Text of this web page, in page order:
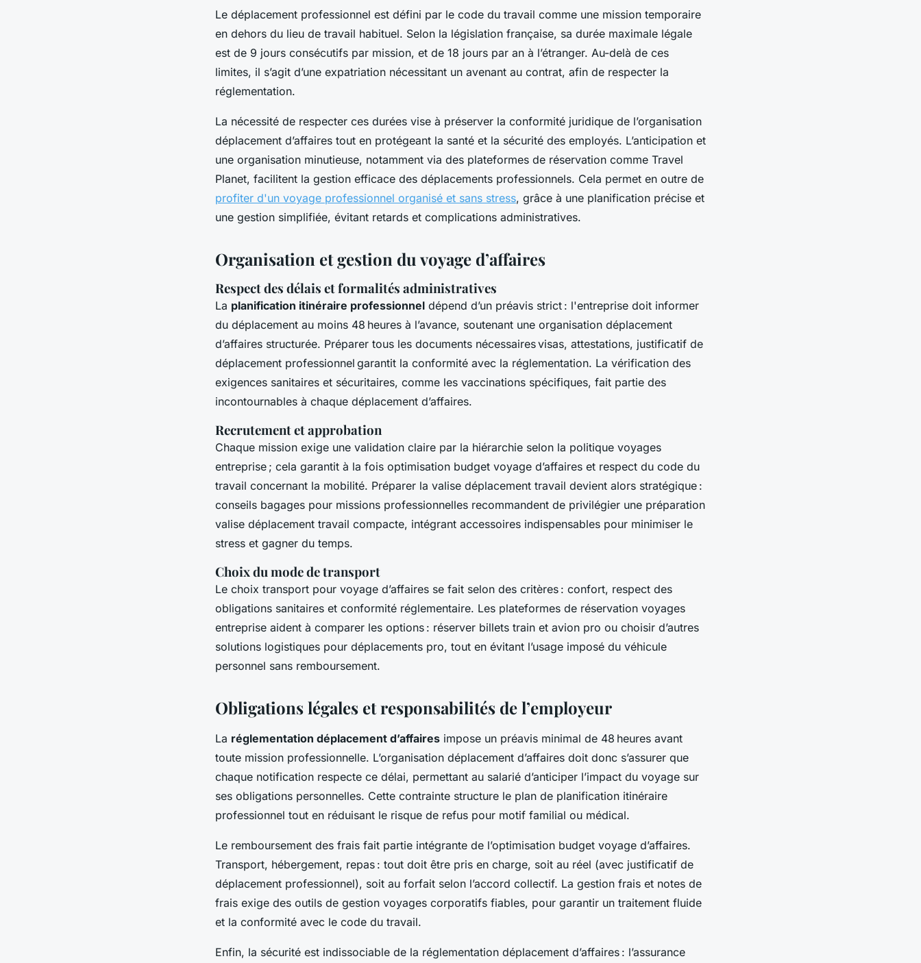
Le déplacement professionnel est défini par le code du travail comme une mission temporaire
en dehors du lieu de travail habituel. Selon la législation française, sa durée maximale légale
est de 9 jours consécutifs par mission, et de 18 jours par an à l’étranger. Au-delà de ces
limites, il s’agit d’une expatriation nécessitant un avenant au contrat, afin de respecter la
réglementation.
La nécessité de respecter ces durées vise à préserver la conformité juridique de l’organisation
déplacement d’affaires tout en protégeant la santé et la sécurité des employés. L’anticipation et
une organisation minutieuse, notamment via des plateformes de réservation comme Travel
Planet, facilitent la gestion efficace des déplacements professionnels. Cela permet en outre de
profiter d'un voyage professionnel organisé et sans stress, grâce à une planification précise et
une gestion simplifiée, évitant retards et complications administratives.
Organisation et gestion du voyage d’affaires
Respect des délais et formalités administratives
La planification itinéraire professionnel dépend d’un préavis strict : l'entreprise doit informer
du déplacement au moins 48 heures à l’avance, soutenant une organisation déplacement
d’affaires structurée. Préparer tous les documents nécessaires visas, attestations, justificatif de
déplacement professionnel garantit la conformité avec la réglementation. La vérification des
exigences sanitaires et sécuritaires, comme les vaccinations spécifiques, fait partie des
incontournables à chaque déplacement d’affaires.
Recrutement et approbation
Chaque mission exige une validation claire par la hiérarchie selon la politique voyages
entreprise ; cela garantit à la fois optimisation budget voyage d’affaires et respect du code du
travail concernant la mobilité. Préparer la valise déplacement travail devient alors stratégique :
conseils bagages pour missions professionnelles recommandent de privilégier une préparation
valise déplacement travail compacte, intégrant accessoires indispensables pour minimiser le
stress et gagner du temps.
Choix du mode de transport
Le choix transport pour voyage d’affaires se fait selon des critères : confort, respect des
obligations sanitaires et conformité réglementaire. Les plateformes de réservation voyages
entreprise aident à comparer les options : réserver billets train et avion pro ou choisir d’autres
solutions logistiques pour déplacements pro, tout en évitant l’usage imposé du véhicule
personnel sans remboursement.
Obligations légales et responsabilités de l’employeur
La réglementation déplacement d’affaires impose un préavis minimal de 48 heures avant
toute mission professionnelle. L’organisation déplacement d’affaires doit donc s’assurer que
chaque notification respecte ce délai, permettant au salarié d’anticiper l’impact du voyage sur
ses obligations personnelles. Cette contrainte structure le plan de planification itinéraire
professionnel tout en réduisant le risque de refus pour motif familial ou médical.
Le remboursement des frais fait partie intégrante de l’optimisation budget voyage d’affaires.
Transport, hébergement, repas : tout doit être pris en charge, soit au réel (avec justificatif de
déplacement professionnel), soit au forfait selon l’accord collectif. La gestion frais et notes de
frais exige des outils de gestion voyages corporatifs fiables, pour garantir un traitement fluide
et la conformité avec le code du travail.
Enfin, la sécurité est indissociable de la réglementation déplacement d’affaires : l’assurance